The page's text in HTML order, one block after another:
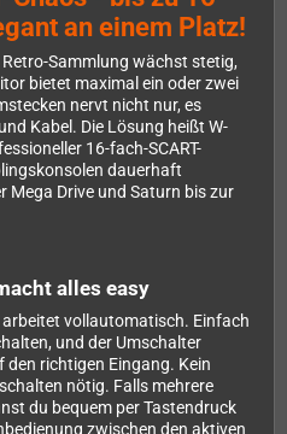
an einem Platz!
Sammlung wächst stetig,
bietet maximal ein oder zwei
nervt nicht nur, es
Kabel. Die Lösung heißt W-
16-fach-SCART-
dauerhaft
Mega Drive und Saturn bis zur
alles easy
arbeitet vollautomatisch. Einfach
und der Umschalter
richtigen Eingang. Kein
nötig. Falls mehrere
du bequem per Tastendruck
zwischen den aktiven